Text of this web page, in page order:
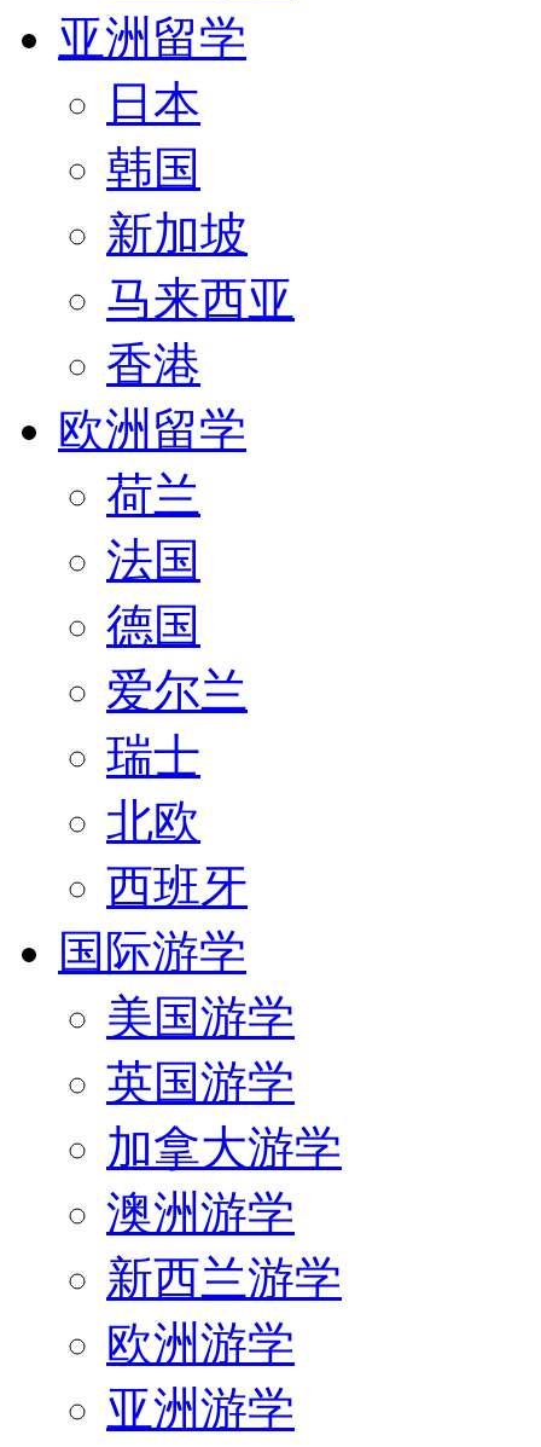
亚洲留学
日本
韩国
新加坡
马来西亚
香港
欧洲留学
荷兰
法国
德国
爱尔兰
瑞士
北欧
西班牙
国际游学
美国游学
英国游学
加拿大游学
澳洲游学
新西兰游学
欧洲游学
亚洲游学